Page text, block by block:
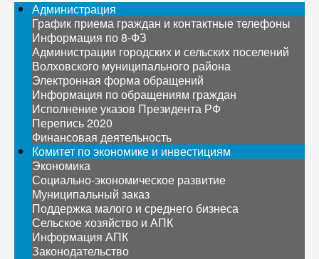
Администрация
График приема граждан и контактные телефоны
Информация по 8-ФЗ
Администрации городских и сельских поселений
Волховского муниципального района
Электронная форма обращений
Информация по обращениям граждан
Исполнение указов Президента РФ
Перепись 2020
Финансовая деятельность
Комитет по экономике и инвестициям
Экономика
Социально-экономическое развитие
Муниципальный заказ
Поддержка малого и среднего бизнеса
Сельское хозяйство и АПК
Информация АПК
Законодательство